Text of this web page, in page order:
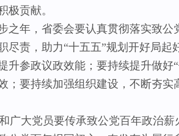
极贡献。
年，省委会要认真贯彻落实致
责，助力“十五五”规划开好局
参政议政效能；要持续提升做好
；要持续加强组织建设，不断夯
大党员要传承致公党百年政治